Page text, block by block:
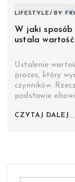
LIFESTYLE BY
W jaki
ustala wartość
Ustalenie
proces, który
czynników.
podstawie
CZYTAJ DALEJ